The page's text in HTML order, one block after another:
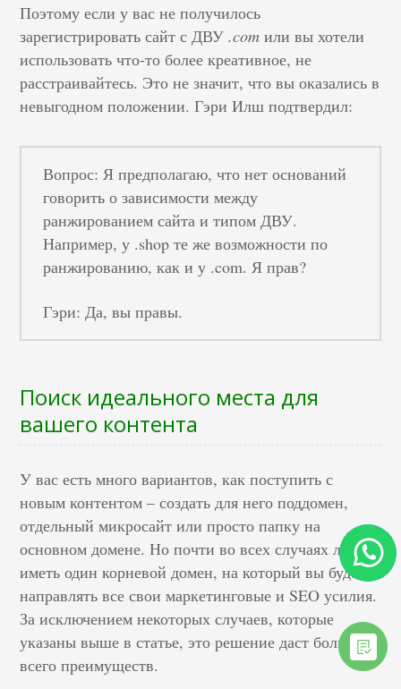
Поэтому если у вас не получилось
зарегистрировать сайт с ДВУ.com или вы хотели
использовать что-то более креативное, не
расстраивайтесь. Это не значит, что вы оказались в
невыгодном положении. Гэри Илш подтвердил:
Вопрос: Я предполагаю, что нет оснований
говорить о зависимости между
ранжированием сайта и типом ДВУ.
Например, у .shop те же возможности по
ранжированию, как и у .com. Я прав?
Гэри: Да, вы правы.
Поиск идеального места для
вашего контента
У вас есть много вариантов, как поступить с
новым контентом – создать для него поддомен,
отдельный микросайт или просто папку на
основном домене. Но почти во всех случаях лучше
иметь один корневой домен, на который вы будете
направлять все свои маркетинговые и SEO усилия.
За исключением некоторых случаев, которые
указаны выше в статье, это решение даст больше
всего преимуществ.